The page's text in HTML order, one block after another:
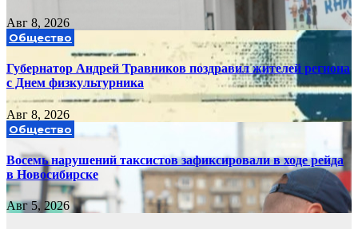
Авг 8, 2026
Общество
Губернатор Андрей Травников поздравил жителей региона
с Днем физкультурника
Авг 8, 2026
Общество
Восемь нарушений таксистов зафиксировали в ходе рейда
в Новосибирске
Авг 5, 2026